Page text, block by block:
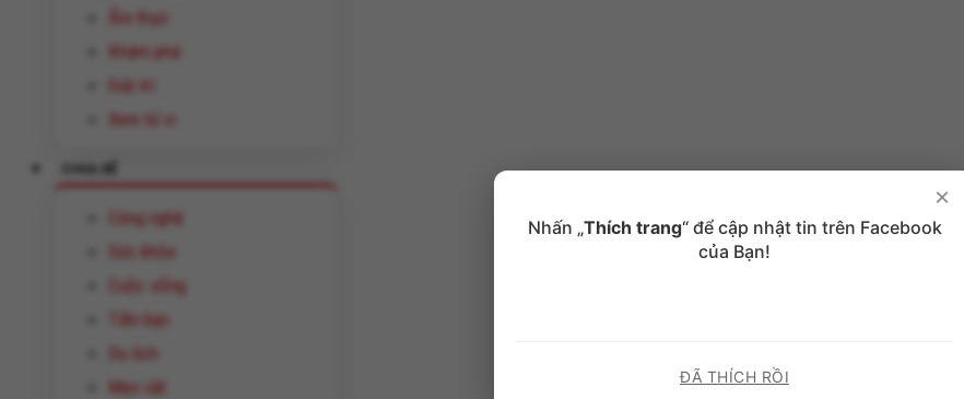
Ẩm thực
Khám phá
Giải trí
Xem tử vi
CHIA SẺ
Công nghệ
Sức khỏe
Cuộc sống
Tiền bạc
Du lịch
Mẹo vặt
×
Nhấn „Thích trang“ để cập nhật tin trên Facebook
của Bạn!
ĐÃ THÍCH RỒI